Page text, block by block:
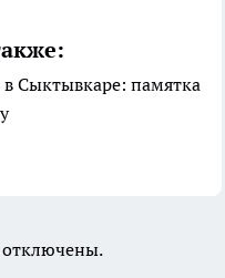
Сыктывкаре: памятка
отключены.